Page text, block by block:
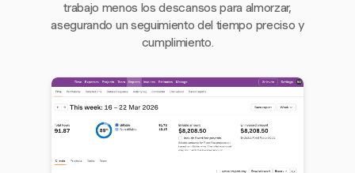
trabajo menos los descansos para almorzar,
asegurando un seguimiento del tiempo preciso y
cumplimiento.